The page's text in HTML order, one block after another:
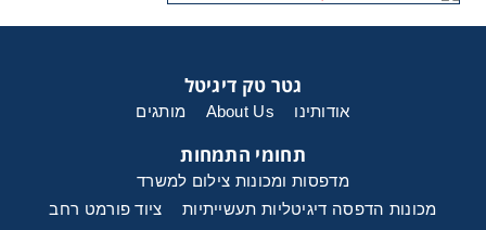
גטר טק דיגיטל
אודותינו About Us מותגים
תחומי התמחות
מדפסות ומכונות צילום למשרד
מכונות הדפסה דיגיטליות תעשייתיות
ציוד פורמט רחב